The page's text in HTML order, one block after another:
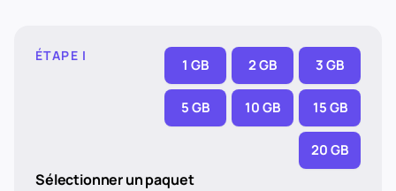
ÉTAPE I
1 GB 2 GB 3 GB
5 GB 10 GB 15 GB
20 GB
Sélectionner un paquet